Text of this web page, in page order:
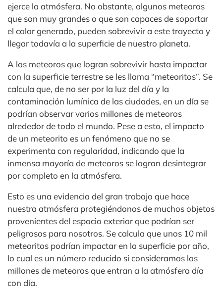
ejerce la atmósfera. No obstante, algunos meteoros
que son muy grandes o que son capaces de soportar
el calor generado, pueden sobrevivir a este trayecto y
llegar todavía a la superficie de nuestro planeta.
A los meteoros que logran sobrevivir hasta impactar
con la superficie terrestre se les llama “meteoritos”. Se
calcula que, de no ser por la luz del día y la
contaminación lumínica de las ciudades, en un día se
podrían observar varios millones de meteoros
alrededor de todo el mundo. Pese a esto, el impacto
de un meteorito es un fenómeno que no se
experimenta con regularidad, indicando que la
inmensa mayoría de meteoros se logran desintegrar
por completo en la atmósfera.
Esto es una evidencia del gran trabajo que hace
nuestra atmósfera protegiéndonos de muchos objetos
provenientes del espacio exterior que podrían ser
peligrosos para nosotros. Se calcula que unos 10 mil
meteoritos podrían impactar en la superficie por año,
lo cual es un número reducido si consideramos los
millones de meteoros que entran a la atmósfera día
con día.